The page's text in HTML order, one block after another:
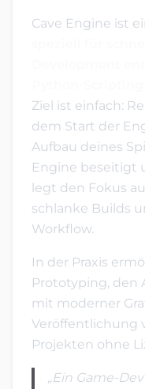
Cave Engine ist
Ziel ist einfach:
dem Start der
Aufbau deines
Engine beseitigt
legt den Fokus
schlanke Builds
Workflow.
In der Praxis
Prototyping, den
mit moderner
Veröffentlichung
Projekten ohne
„Ein Game-